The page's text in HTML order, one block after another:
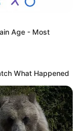
Age - Most
What Happened